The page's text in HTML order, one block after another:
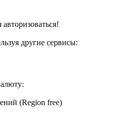
другие сервисы:
(Region free)